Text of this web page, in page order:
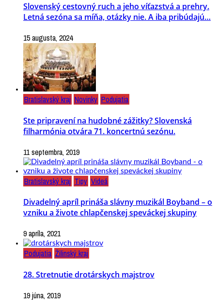
Slovenský cestovný ruch a jeho víťazstvá a prehry.
Letná sezóna sa míňa, otázky nie. A iba pribúdajú…
15 augusta, 2024
Bratislavský kraj Novinky Podujatia
Ste pripravení na hudobné zážitky? Slovenská
filharmónia otvára 71. koncertnú sezónu.
11 septembra, 2019
Bratislavský kraj Tipy Videá
Divadelný apríl prináša slávny muzikál Boyband – o
vzniku a živote chlapčenskej speváckej skupiny
9 apríla, 2021
Podujatia Žilinský kraj
28. Stretnutie drotárskych majstrov
19 júna, 2019